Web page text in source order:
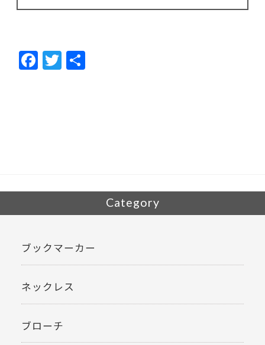
F
ac
T
w
Category
ブックマーカー
ネックレス
ブローチ